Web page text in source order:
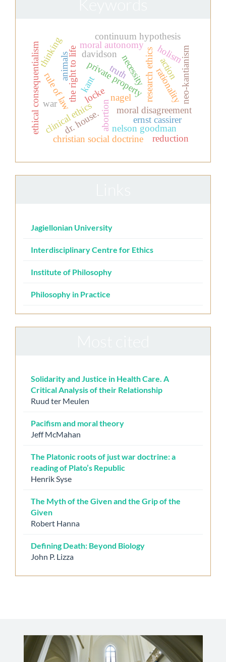
private property
locke
kant
nagel research ethics
clinical ethics abortion
the right to life
moral disagreement
christian social doctrine
rule of law
necessity
continuum hypothesis
ernst cassirer
nelson goodman
truth neo-kantianism
moral autonomy
ethical consequentialism dr. house.
rationality
animals
thinking action
davidson
war
holism
reduction
Jagiellonian University
Interdisciplinary Centre for Ethics
Institute of Philosophy
Philosophy in Practice
Solidarity and Justice in Health Care. A
Critical Analysis of their Relationship
Ruud ter Meulen
Pacifism and moral theory
Jeff McMahan
The Platonic roots of just war doctrine: a
reading of Plato’s Republic
Henrik Syse
The Myth of the Given and the Grip of the
Given
Robert Hanna
Defining Death: Beyond Biology
John P. Lizza